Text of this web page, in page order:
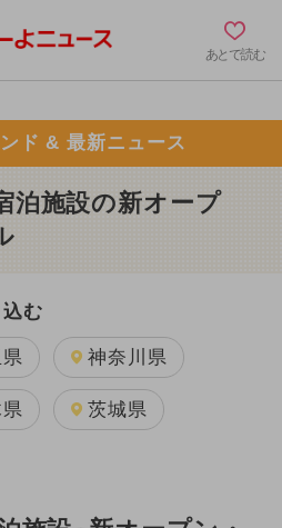
あとで読む
ド & 最新ニュース
泊施設の新オープ
む
神奈川県
茨城県